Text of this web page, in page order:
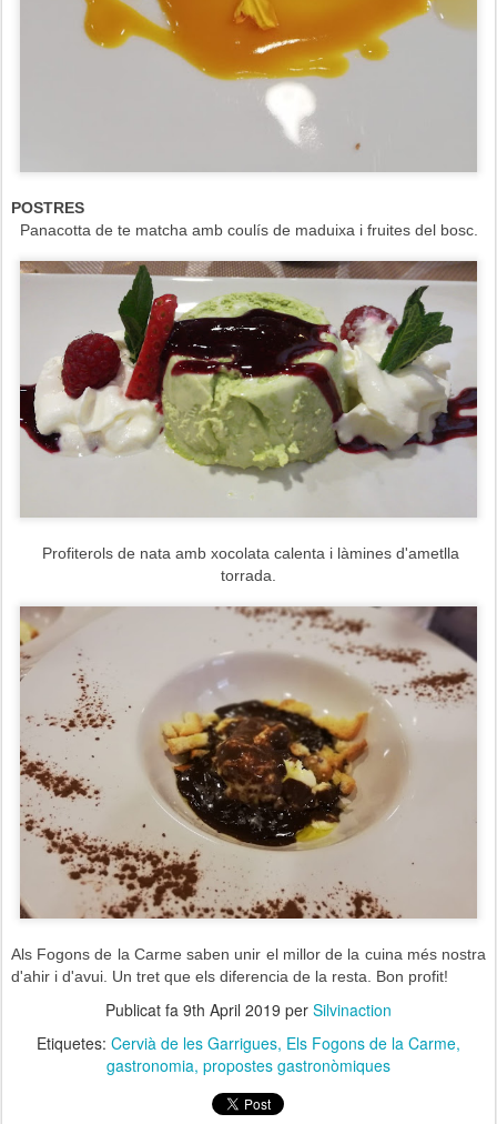
POSTRES
Panacotta de te matcha amb coulís de maduixa i fruites del bosc.
Profiterols de nata amb xocolata calenta i làmines d'ametlla
torrada.
Als Fogons de la Carme saben unir el millor de la cuina més nostra
d'ahir i d'avui. Un tret que els diferencia de la resta. Bon profit!
Publicat fa 9th April 2019 per Silvinaction
Etiquetes: Cervià de les Garrigues Els Fogons de la Carme
gastronomia propostes gastronòmiques